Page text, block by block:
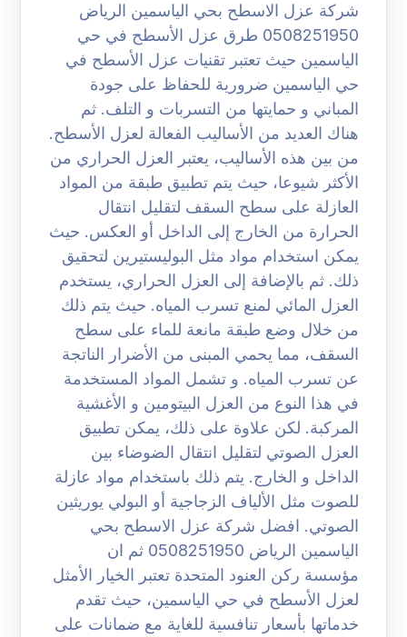
شركة عزل الاسطح بحي الياسمين الرياض
0508251950 طرق عزل الأسطح في حي
الياسمين حيث تعتبر تقنيات عزل الأسطح في
حي الياسمين ضرورية للحفاظ على جودة
المباني و حمايتها من التسربات و التلف. ثم
هناك العديد من الأساليب الفعالة لعزل الأسطح.
من بين هذه الأساليب، يعتبر العزل الحراري من
الأكثر شيوعا، حيث يتم تطبيق طبقة من المواد
العازلة على سطح السقف لتقليل انتقال
الحرارة من الخارج إلى الداخل أو العكس. حيث
يمكن استخدام مواد مثل البوليستيرين لتحقيق
ذلك. ثم بالإضافة إلى العزل الحراري، يستخدم
العزل المائي لمنع تسرب المياه. حيث يتم ذلك
من خلال وضع طبقة مانعة للماء على سطح
السقف، مما يحمي المبنى من الأضرار الناتجة
عن تسرب المياه. و تشمل المواد المستخدمة
في هذا النوع من العزل البيتومين و الأغشية
المركبة. لكن علاوة على ذلك، يمكن تطبيق
العزل الصوتي لتقليل انتقال الضوضاء بين
الداخل و الخارج. يتم ذلك باستخدام مواد عازلة
للصوت مثل الألياف الزجاجية أو البولي يوريثين
الصوتي. افضل شركة عزل الاسطح بحي
الياسمين الرياض 0508251950 ثم ان
مؤسسة ركن العنود المتحدة تعتبر الخيار الأمثل
لعزل الأسطح في حي الياسمين، حيث تقدم
خدماتها بأسعار تنافسية للغاية مع ضمانات على